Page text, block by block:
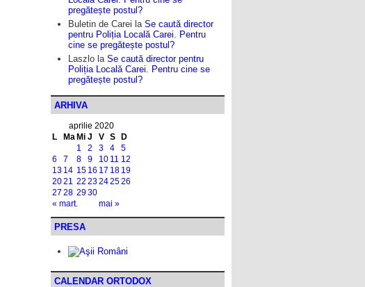
pregătește postul?
Buletin de Carei la Se caută director
pentru Poliția Locală Carei. Pentru
cine se pregătește postul?
Laszlo la Se caută director pentru
Poliția Locală Carei. Pentru cine se
pregătește postul?
ARHIVA
aprilie 2020
L
Ma Mi J V S D
« mart. mai »
1 2 3 4
5
6
7 8 9 10 11 12
13 14 15 16 17 18 19
2021 22 23242526
27 28 2930
PRESA
CALENDAR ORTODOX